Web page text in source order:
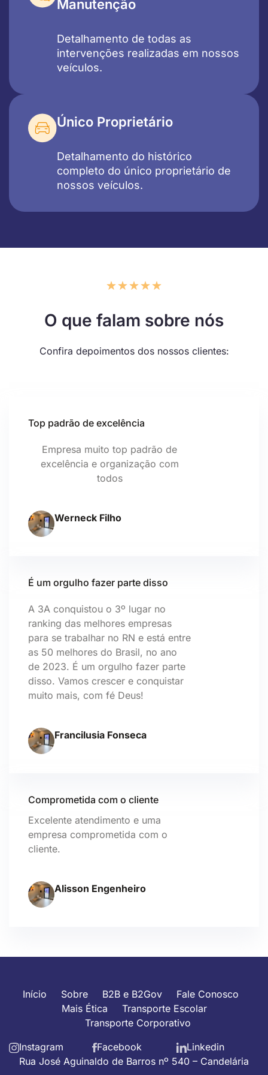
Manutenção
Detalhamento de todas as
intervenções realizadas em nossos
veículos.
Único Proprietário
Detalhamento do histórico
completo do único proprietário de
nossos veículos.
O que falam sobre nós
Confira depoimentos dos nossos clientes:
Top padrão de excelência
Empresa muito top padrão de
excelência e organização com
todos
Werneck Filho
É um orgulho fazer parte disso
A 3A conquistou o 3º lugar no
ranking das melhores empresas
para se trabalhar no RN e está entre
as 50 melhores do Brasil, no ano
de 2023. É um orgulho fazer parte
disso. Vamos crescer e conquistar
muito mais, com fé Deus!
Francilusia Fonseca
Comprometida com o cliente
Excelente atendimento e uma
empresa comprometida com o
cliente.
Alisson Engenheiro
Início Sobre B2B e B2Gov
Fale Conosco
Mais Ética
Transporte Escolar
Transporte Corporativo
Instagram
Facebook
Linkedin
Rua José Aguinaldo de Barros nº 540 – Candelária